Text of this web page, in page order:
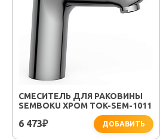
СМЕСИТЕЛЬ ДЛЯ РАКОВИНЫ
SEMBOKU ХРОМ TOK-SEM-1011
6 473₽ ДОБАВИТЬ